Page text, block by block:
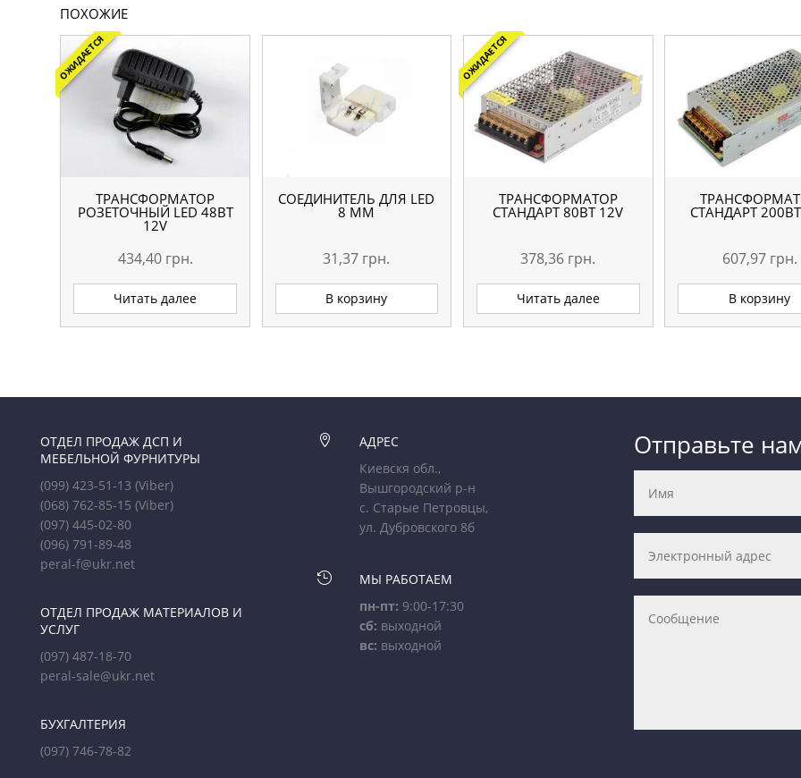
ПОХОЖИЕ
ОЖИДАЕТСЯ
ТРАНСФОРМАТОР
РОЗЕТОЧНЫЙ LED 48ВТ
12V
434,40 грн.
Читать далее
СОЕДИНИТЕЛЬ ДЛЯ LED
8 ММ
31,37 грн.
В корзину
ОЖИДАЕТСЯ
ТРАНСФОРМАТОР
СТАНДАРТ 80ВТ 12V
378,36 грн.
Читать далее
СТАНДАРТ
607,97 грн.
В корзину
ОТДЕЛ ПРОДАЖ ДСП И
МЕБЕЛЬНОЙ ФУРНИТУРЫ
(099) 423-51-13(Viber)
(068) 762-85-15(Viber)
(097) 445-02-80
(096) 791-89-48
peral-f@ukr.net
ОТДЕЛ ПРОДАЖ МАТЕРИАЛОВ И
УСЛУГ
(097) 487-18-70
peral-sale@ukr.net
БУХГАЛТЕРИЯ
(097) 746-78-82

АДРЕС
Киевскя обл.,
Вышгородский р-н
с. Старые Петровцы,
ул. Дубровского 8б

МЫ РАБОТАЕМ
пн-пт: 9:00-17:30
сб: выходной
вс: выходной
Отправьте